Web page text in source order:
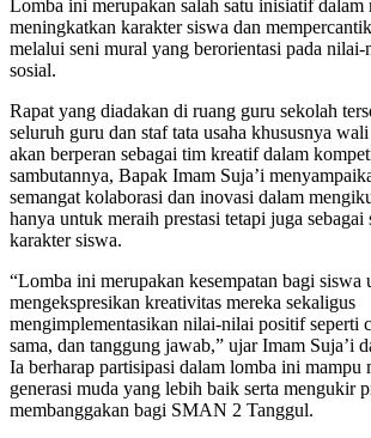
Lomba ini merupakan salah satu inisiatif dalam
meningkatkan karakter siswa dan
melalui seni mural yang berorientasi pada nilai-
sosial.
Rapat yang diadakan di ruang guru sekolah
seluruh guru dan staf tata usaha khususnya
akan berperan sebagai tim kreatif dalam
sambutannya, Bapak Imam Suja’i
semangat kolaborasi dan inovasi dalam
hanya untuk meraih prestasi tetapi juga sebagai
karakter siswa.
“Lomba ini merupakan kesempatan bagi siswa
mengekspresikan kreativitas mereka sekaligus
mengimplementasikan nilai-nilai positif seperti
sama, dan tanggung jawab,” ujar Imam Suja’i
Ia berharap partisipasi dalam lomba ini mampu
generasi muda yang lebih baik serta mengukir
membanggakan bagi SMAN 2 Tanggul.